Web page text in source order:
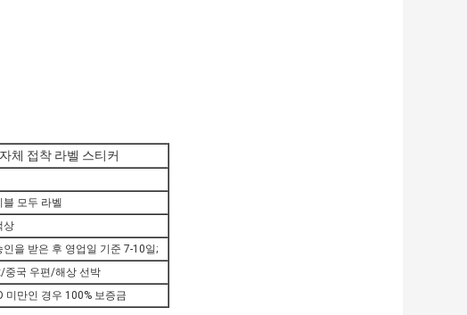
체 접착 라벨 스티커
모두 라벨
상
인을 받은 후 영업일 기준 7-10일;
중국 우편/해상 선박
미만인 경우 100% 보증금